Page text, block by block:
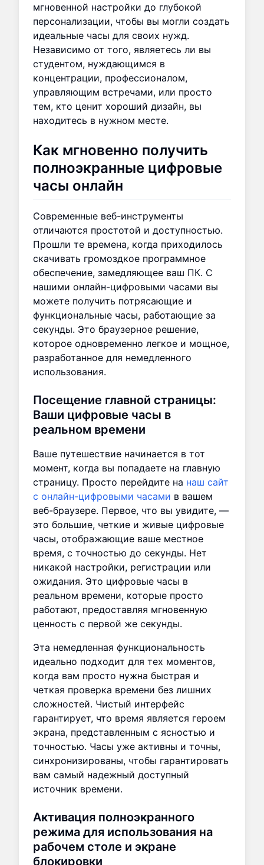
мгновенной настройки до глубокой
персонализации, чтобы вы могли создать
идеальные часы для своих нужд.
Независимо от того, являетесь ли вы
студентом, нуждающимся в
концентрации, профессионалом,
управляющим встречами, или просто
тем, кто ценит хороший дизайн, вы
находитесь в нужном месте.
Как мгновенно получить
полноэкранные цифровые
часы онлайн
Современные веб-инструменты
отличаются простотой и доступностью.
Прошли те времена, когда приходилось
скачивать громоздкое программное
обеспечение, замедляющее ваш ПК. С
нашими онлайн-цифровыми часами вы
можете получить потрясающие и
функциональные часы, работающие за
секунды. Это браузерное решение,
которое одновременно легкое и мощное,
разработанное для немедленного
использования.
Посещение главной страницы:
Ваши цифровые часы в
реальном времени
Ваше путешествие начинается в тот
момент, когда вы попадаете на главную
страницу. Просто перейдите на наш сайт
с онлайн-цифровыми часами в вашем
веб-браузере. Первое, что вы увидите, —
это большие, четкие и живые цифровые
часы, отображающие ваше местное
время, с точностью до секунды. Нет
никакой настройки, регистрации или
ожидания. Это цифровые часы в
реальном времени, которые просто
работают, предоставляя мгновенную
ценность с первой же секунды.
Эта немедленная функциональность
идеально подходит для тех моментов,
когда вам просто нужна быстрая и
четкая проверка времени без лишних
сложностей. Чистый интерфейс
гарантирует, что время является героем
экрана, представленным с ясностью и
точностью. Часы уже активны и точны,
синхронизированы, чтобы гарантировать
вам самый надежный доступный
источник времени.
Активация полноэкранного
режима для использования на
рабочем столе и экране
блокировки